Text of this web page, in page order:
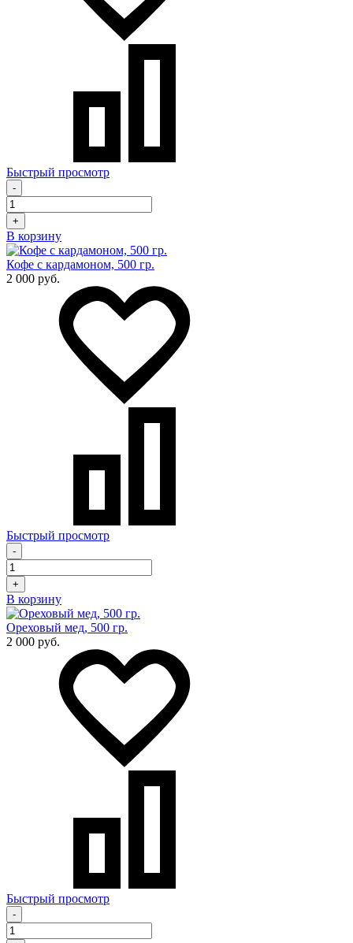
Быстрый просмотр
-
+
В корзину
Кофе с кардамоном, 500 гр.
2 000 руб.
Быстрый просмотр
-
+
В корзину
Ореховый мед, 500 гр.
2 000 руб.
Быстрый просмотр
-